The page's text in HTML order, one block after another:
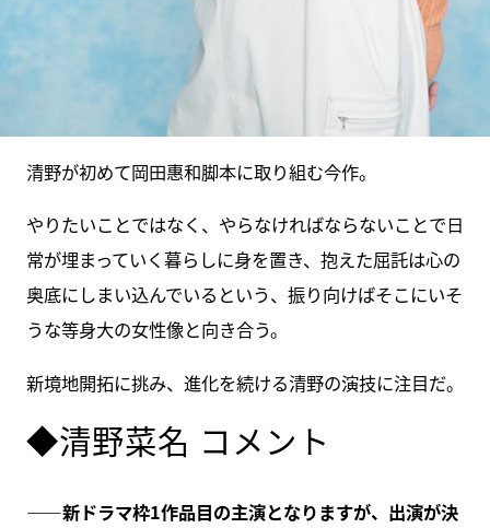
清野が初めて岡田惠和脚本に取り組む今作。
やりたいことではなく、やらなければならないことで日
常が埋まっていく暮らしに身を置き、抱えた屈託は心の
奥底にしまい込んでいるという、振り向けばそこにいそ
うな等身大の女性像と向き合う。
新境地開拓に挑み、進化を続ける清野の演技に注目だ。
◆清野菜名 コメント
――新ドラマ枠1作品目の主演となりますが、出演が決